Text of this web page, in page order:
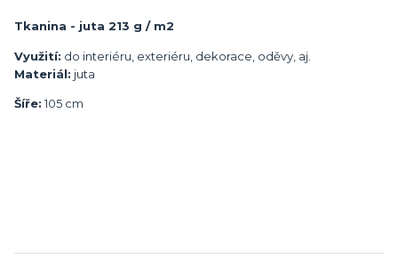
Tkanina - juta 213 g / m2
Využití: do interiéru, exteriéru, dekorace, oděvy, aj.
Materiál: juta
Šíře: 105 cm